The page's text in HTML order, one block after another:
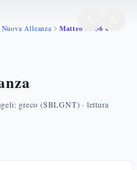
Nuova Alleanza Matteo 26 36 46
greco (SBLGNT) · lettura